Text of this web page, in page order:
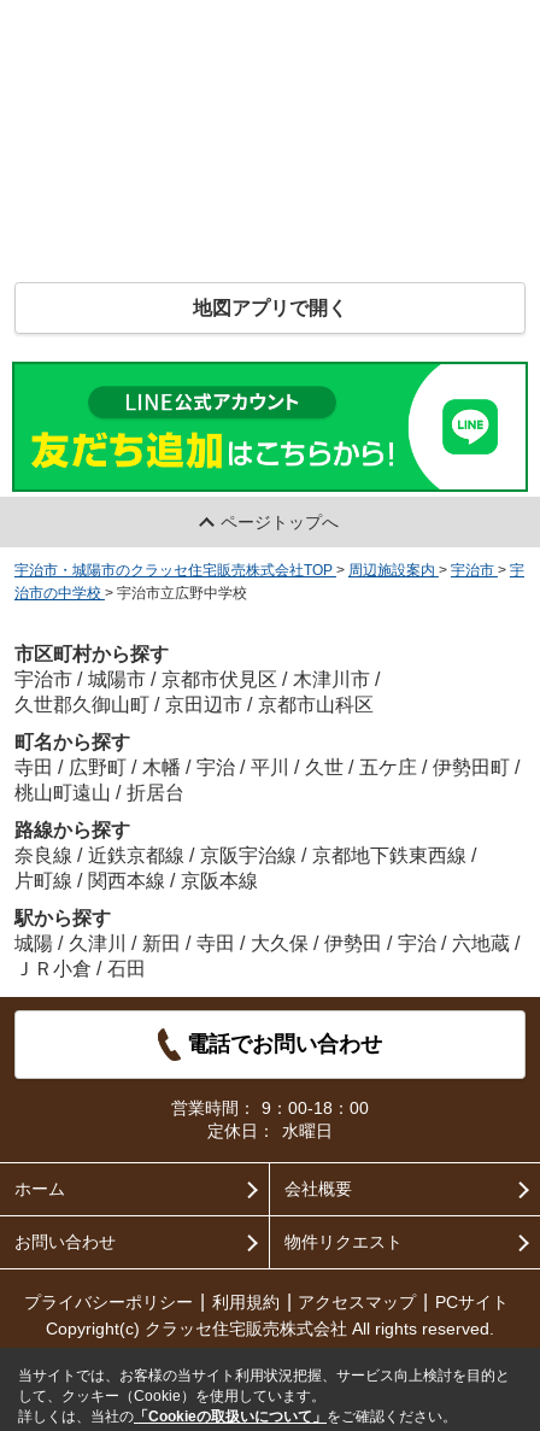
地図アプリで開く
ページトップへ
宇治市・城陽市のクラッセ住宅販売株式会社TOP > 周辺施設案内 > 宇治市 > 宇
治市の中学校 > 宇治市立広野中学校
市区町村から探す
宇治市 / 城陽市 / 京都市伏見区 / 木津川市 /
久世郡久御山町 / 京田辺市 / 京都市山科区
町名から探す
寺田 / 広野町 / 木幡 / 宇治 / 平川 / 久世 / 五ケ庄 / 伊勢田町 /
桃山町遠山 / 折居台
路線から探す
奈良線 / 近鉄京都線 / 京阪宇治線 / 京都地下鉄東西線 /
片町線 / 関西本線 / 京阪本線
駅から探す
城陽 / 久津川 / 新田 / 寺田 / 大久保 / 伊勢田 / 宇治 / 六地蔵 /
ＪＲ小倉 / 石田
電話でお問い合わせ
営業時間：
9：00-18：00
定休日：
水曜日
ホーム 会社概要
お問い合わせ 物件リクエスト
プライバシーポリシー 利用規約 アクセスマップ
PCサイト
Copyright(c) クラッセ住宅販売株式会社 All rights reserved.
当サイトでは、お客様の当サイト利用状況把握、サービス向上検討を目的と
して、クッキー（Cookie）を使用しています。
詳しくは、当社の 「Cookieの取扱いについて」 をご確認ください。